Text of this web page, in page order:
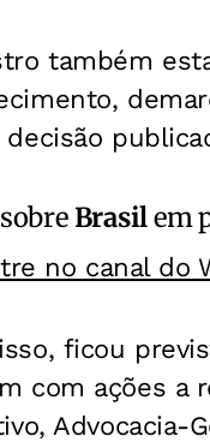
também
Brasilem
no canal do
ficou
com ações a
Advocacia-